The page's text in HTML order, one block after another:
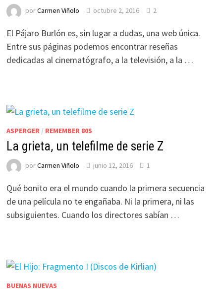
porCarmen Viñolo octubre 2, 2016 2
El Pájaro Burlón es, sin lugar a dudas, una web única.
Entre sus páginas podemos encontrar reseñas
dedicadas al cinematógrafo, a la televisión, a la …
ASPERGER/ REMEMBER 80S
La grieta, un telefilme de serie Z
porCarmen Viñolo junio 12, 2016 1
Qué bonito era el mundo cuando la primera secuencia
de una película no te engañaba. Ni la primera, ni las
subsiguientes. Cuando los directores sabían …
BUENAS NUEVAS